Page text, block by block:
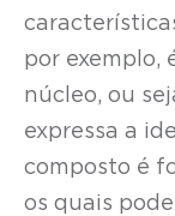
por exemplo,
núcleo, ou
expressa a
composto é
os quais